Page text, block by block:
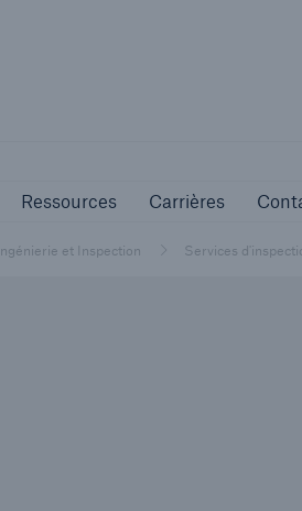
Ressources Carrières
Ingénierie et Inspection Services